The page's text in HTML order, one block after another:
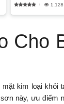
1,128
Cho
kim loại khỏi
này, ưu điểm